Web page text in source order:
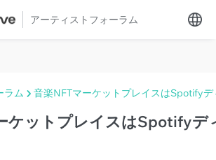
アーティストフォーラム
ラム 音楽NFTマーケットプレイスはSpotify
ケットプレイスはSpotifyデ